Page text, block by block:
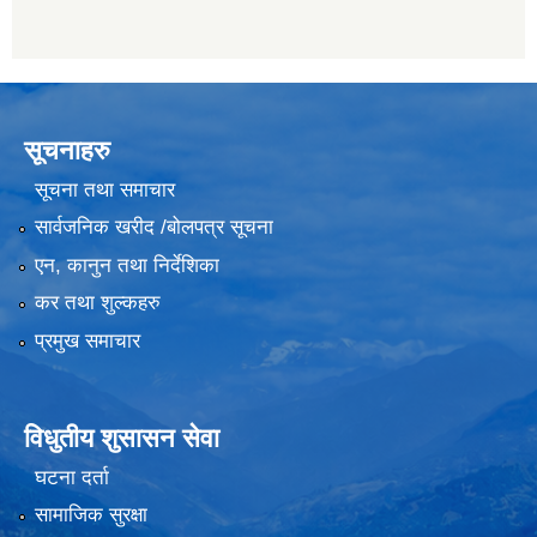
सूचनाहरु
सूचना तथा समाचार
सार्वजनिक खरीद /बोलपत्र सूचना
एन, कानुन तथा निर्देशिका
कर तथा शुल्कहरु
प्रमुख समाचार
विधुतीय शुसासन सेवा
घटना दर्ता
सामाजिक सुरक्षा